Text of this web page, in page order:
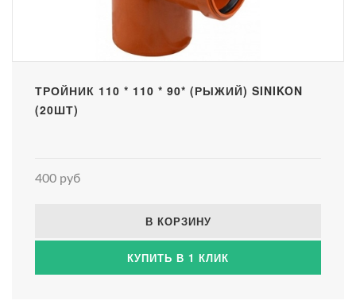
ТРОЙНИК 110 * 110 * 90* (РЫЖИЙ) SINIKON
(20ШТ)
400 руб
В КОРЗИНУ
КУПИТЬ В 1 КЛИК